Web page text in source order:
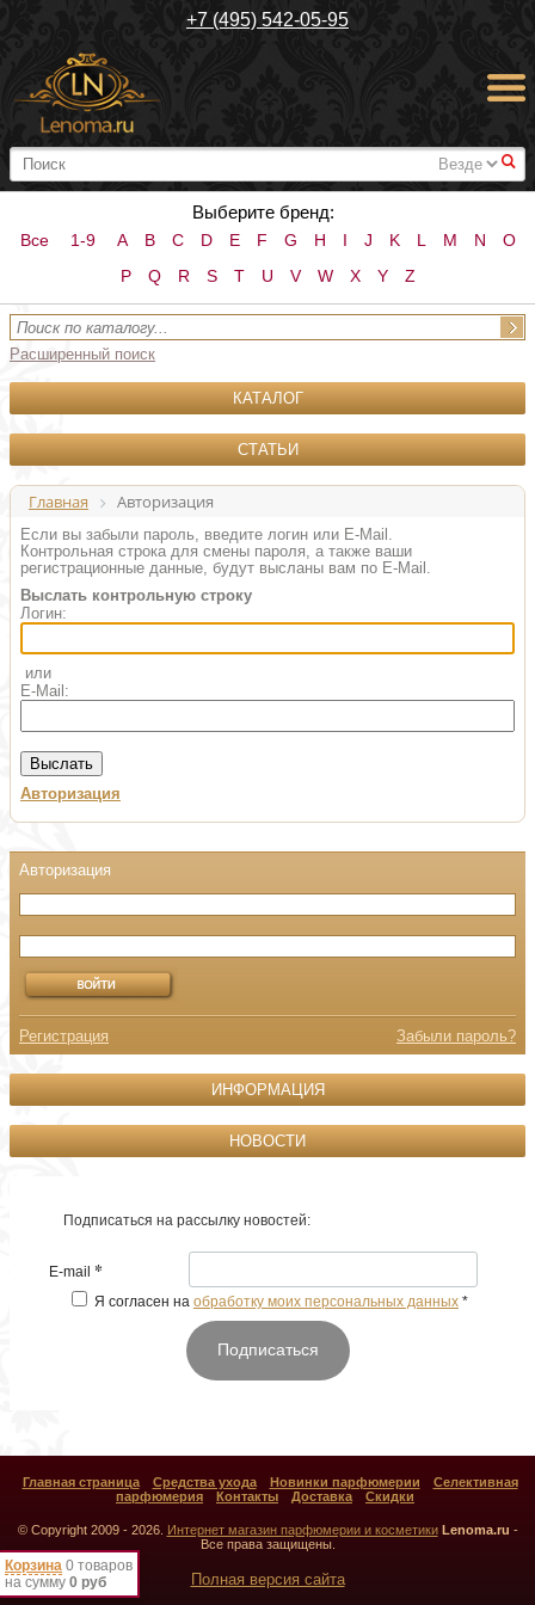
+7 (495) 542-05-95
#
Выберите бренд:
Все 1-9 A B C D E F G H I J K L M N
O
P
Q R S T U V W X Y Z
Расширенный поиск
КАТАЛОГ
СТАТЬИ
Главная Авторизация
Если вы забыли пароль, введите логин или E-Mail.
Контрольная строка для смены пароля, а также ваши
регистрационные данные, будут высланы вам по E-Mail.
Выслать контрольную строку
Логин:
или
E-Mail:
Авторизация
Корзина 0 товаров
на сумму 0 руб
Регистрация Забыли пароль?
ИНФОРМАЦИЯ
НОВОСТИ
Подписаться на рассылку новостей:
E-mail *
Я согласен на обработку моих персональных данных *
Подписаться
Главная страница Средства ухода Новинки парфюмерии
Селективная
парфюмерия
Контакты Доставка Скидки
© Copyright 2009 - 2026. Интернет магазин парфюмерии и косметики Lenoma.ru -
Все права защищены.
Полная версия сайта